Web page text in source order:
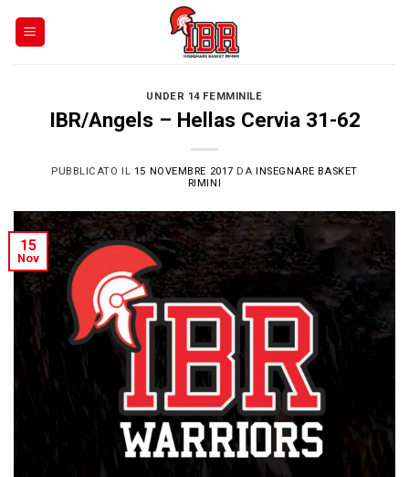
UNDER 14 FEMMINILE
IBR/Angels – Hellas Cervia 31-62
PUBBLICATO IL 15 NOVEMBRE 2017 DAINSEGNARE BASKET
RIMINI
15
Nov